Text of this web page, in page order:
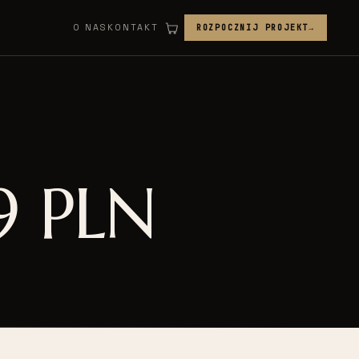
O NAS KONTAKT ROZPOCZNIJ PROJEKT→